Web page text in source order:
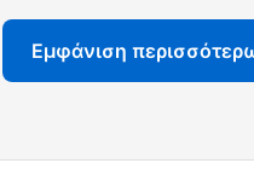
Εμφάνιση